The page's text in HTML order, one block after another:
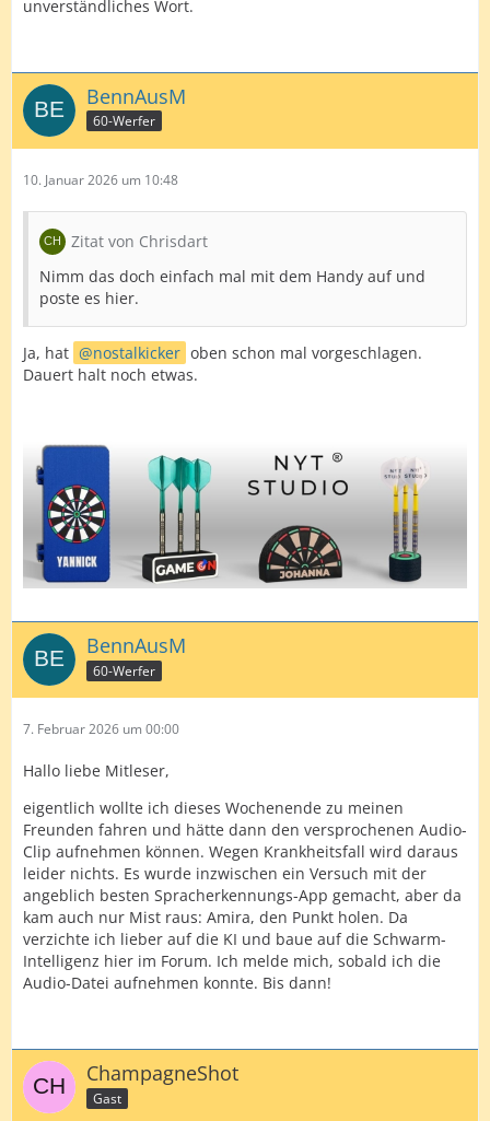
unverständliches Wort.
BennAusM
60-Werfer
10. Januar 2026 um 10:48
Zitat von Chrisdart
Nimm das doch einfach mal mit dem Handy auf und
poste es hier.
Ja, hat nostalkicker oben schon mal vorgeschlagen.
Dauert halt noch etwas.
BennAusM
60-Werfer
7. Februar 2026 um 00:00
Hallo liebe Mitleser,
eigentlich wollte ich dieses Wochenende zu meinen
Freunden fahren und hätte dann den versprochenen Audio-
Clip aufnehmen können. Wegen Krankheitsfall wird daraus
leider nichts. Es wurde inzwischen ein Versuch mit der
angeblich besten Spracherkennungs-App gemacht, aber da
kam auch nur Mist raus: Amira, den Punkt holen. Da
verzichte ich lieber auf die KI und baue auf die Schwarm-
Intelligenz hier im Forum. Ich melde mich, sobald ich die
Audio-Datei aufnehmen konnte. Bis dann!
ChampagneShot
Gast